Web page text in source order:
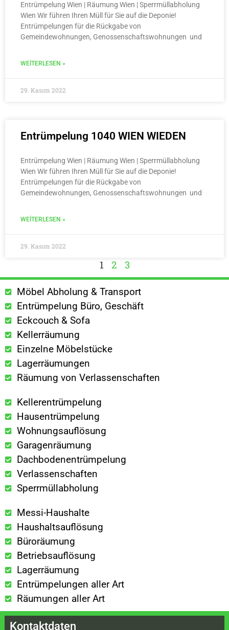
Entrümpelung Wien | Räumung Wien | Sperrmüllabholung
Wien Wir führen Ihren Müll für Sie auf die Deponie!
Entrümpelungen für die Rückgabe von
Gemeindewohnungen, Genossenschaftswohnungen und
WEITERLESEN »
29. Kasım 2022
Entrümpelung 1040 WIEN WIEDEN
Entrümpelung Wien | Räumung Wien | Sperrmüllabholung
Wien Wir führen Ihren Müll für Sie auf die Deponie!
Entrümpelungen für die Rückgabe von
Gemeindewohnungen, Genossenschaftswohnungen und
WEITERLESEN »
29. Kasım 2022
1 2 3
Möbel Abholung & Transport
Entrümpelung Büro, Geschäft
Eckcouch & Sofa
Kellerräumung
Einzelne Möbelstücke
Lagerräumungen
Räumung von Verlassenschaften
Kellerentrümpelung
Hausentrümpelung
Wohnungsauflösung
Garagenräumung
Dachbodenentrümpelung
Verlassenschaften
Sperrmüllabholung
Messi-Haushalte
Haushaltsauflösung
Büroräumung
Betriebsauflösung
Lagerräumung
Entrümpelungen aller Art
Räumungen aller Art
Kontaktdaten